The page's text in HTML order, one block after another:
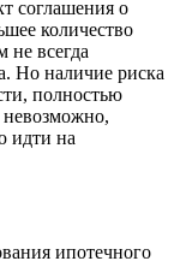
соглашения о
количество
всегда
Но наличие риска
полностью
идти на
ипотечного